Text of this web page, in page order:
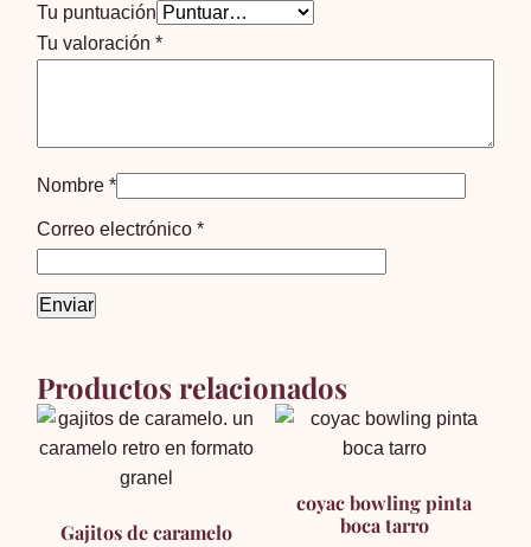
Tu puntuación
Tu valoración*
Nombre*
Correo electrónico*
Productos relacionados
Gajitos de caramelo
coyac bowling pinta
boca tarro